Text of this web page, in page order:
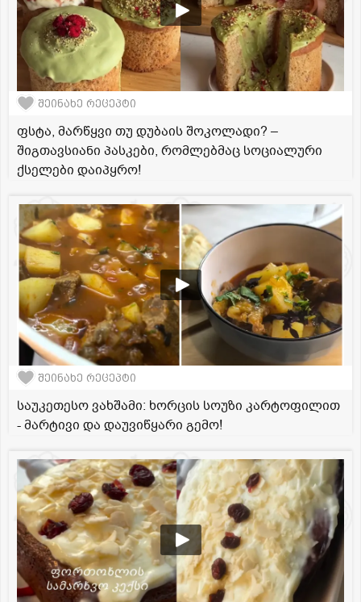
შეინახე რეცეპტი
ფსტა, მარწყვი თუ დუბაის შოკოლადი? –
შიგთავსიანი პასკები, რომლებმაც სოციალური
ქსელები დაიპყრო!
შეინახე რეცეპტი
საუკეთესო ვახშამი: ხორცის სოუზი კარტოფილით
- მარტივი და დაუვიწყარი გემო!